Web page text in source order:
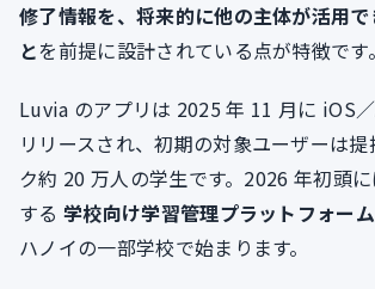
修了情報を、将来的に他の主体が活用
とを前提に設計されている点が特徴です。
Luvia のアプリは 2025 年 11 月に iOS
リリースされ、初期の対象ユーザーは
ク約 20 万人の学生です。2026 年初頭
する 学校向け学習管理プラットフォーム
ハノイの一部学校で始まります。